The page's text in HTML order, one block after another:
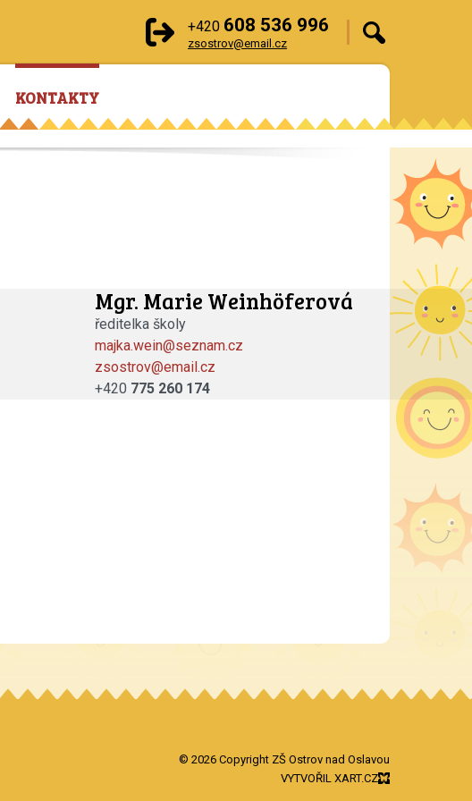
+420 608 536 996
zsostrov@email.cz
KONTAKTY
Mgr. Marie Weinhöferová
ředitelka školy
majka.wein@seznam.cz
zsostrov@email.cz
+420 775 260 174
© 2026 Copyright ZŠ Ostrov nad Oslavou
VYTVOŘIL XART.CZ